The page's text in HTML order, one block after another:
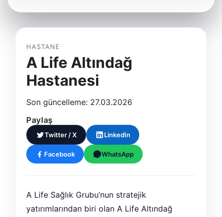
HASTANE
A Life Altındağ
Hastanesi
Son güncelleme: 27.03.2026
Paylaş
Twitter / X LinkedIn
Facebook WhatsApp
A Life Sağlık Grubu’nun stratejik
yatırımlarından biri olan A Life Altındağ